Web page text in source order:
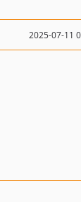
2025-07-11